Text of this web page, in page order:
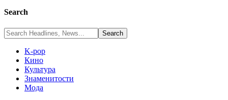
Search
K-pop
Кино
Культура
Знаменитости
Мода